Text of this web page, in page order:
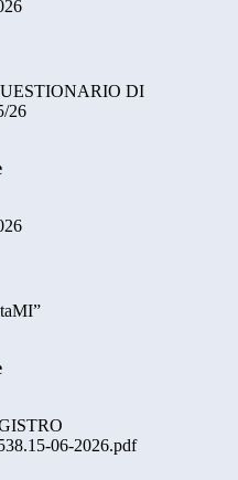
DI
26
06-2026.pdf